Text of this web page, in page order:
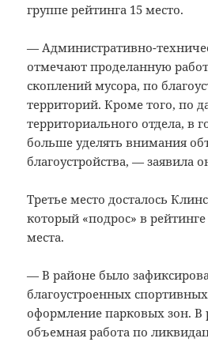
группе рейтинга 15 место.
— Административно-
отмечают проделанную
скоплений мусора, по
территорий. Кроме того, по
территориального отдела, в
больше уделять внимания
благоустройства, — заявила
Третье место досталось
который «подрос» в
места.
— В районе было
благоустроенных
оформление парковых зон. В
объемная работа по